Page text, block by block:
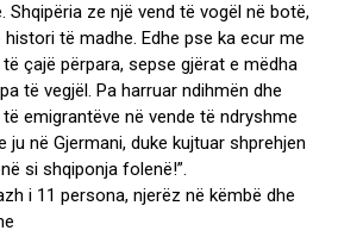
Shqipëria ze një vend të vogël në botë,
të madhe. Edhe pse ka ecur me
çajë përpara, sepse gjërat e mëdha
të vegjël. Pa harruar ndihmën dhe
emigrantëve në vende të ndryshme
në Gjermani, duke kujtuar shprehjen
si shqiponja folenë!”.